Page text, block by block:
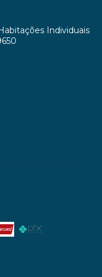
Individuais